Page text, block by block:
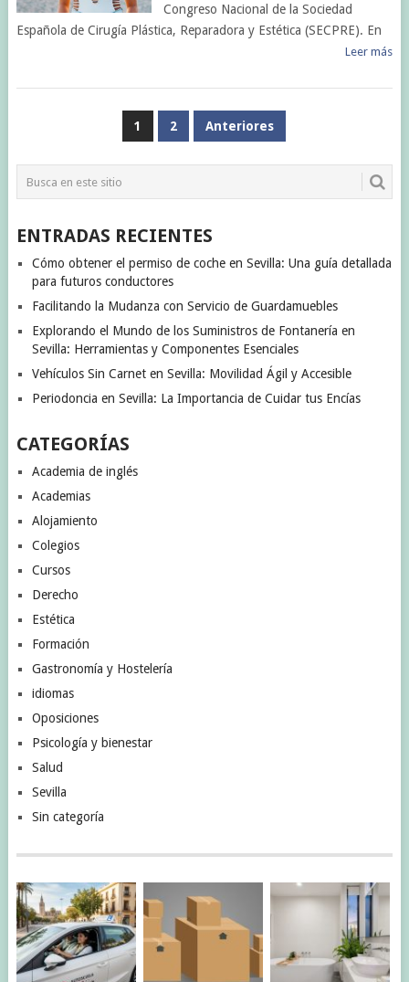
Congreso Nacional de la Sociedad
Española de Cirugía Plástica, Reparadora y Estética (SECPRE). En
Leer más
PAGINACIÓN
ENTRADAS
1 2 Anteriores
ENTRADAS RECIENTES
Cómo obtener el permiso de coche en Sevilla: Una guía detallada
para futuros conductores
Facilitando la Mudanza con Servicio de Guardamuebles
Explorando el Mundo de los Suministros de Fontanería en
Sevilla: Herramientas y Componentes Esenciales
Vehículos Sin Carnet en Sevilla: Movilidad Ágil y Accesible
Periodoncia en Sevilla: La Importancia de Cuidar tus Encías
CATEGORÍAS
Academia de inglés
Academias
Alojamiento
Colegios
Cursos
Derecho
Estética
Formación
Gastronomía y Hostelería
idiomas
Oposiciones
Psicología y bienestar
Salud
Sevilla
Sin categoría